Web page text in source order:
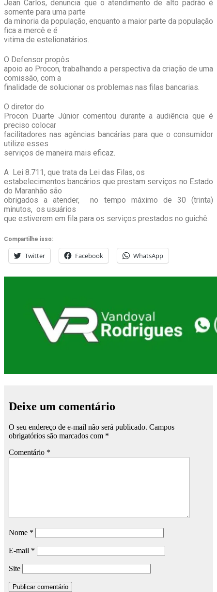
Jean Carlos, denuncia que o atendimento de alto padrão é
somente para uma parte
da minoria da população, enquanto a maior parte da população
fica a mercê e é
vitima de estelionatários.
O Defensor propôs
apoio ao Procon, trabalhando a perspectiva da criação de uma
comissão, com a
finalidade de solucionar os problemas nas filas bancarias.
O diretor do
Procon Duarte Júnior comentou durante a audiência que é
preciso colocar
facilitadores nas agências bancárias para que o consumidor
utilize esses
serviços de maneira mais eficaz.
A Lei 8.711, que trata da Lei das Filas, os
estabelecimentos bancários que prestam serviços no Estado
do Maranhão são
obrigados a atender, no tempo máximo de 30 (trinta)
minutos, os usuários
que estiverem em fila para os serviços prestados no guichê.
Compartilhe isso:
Twitter Facebook WhatsApp
Deixe um comentário
O seu endereço de e-mail não será publicado. Campos
obrigatórios são marcados com *
Comentário *
Nome *
E-mail *
Site